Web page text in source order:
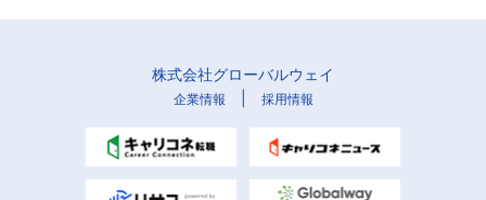
株式会社グローバルウェイ
企業情報 採用情報